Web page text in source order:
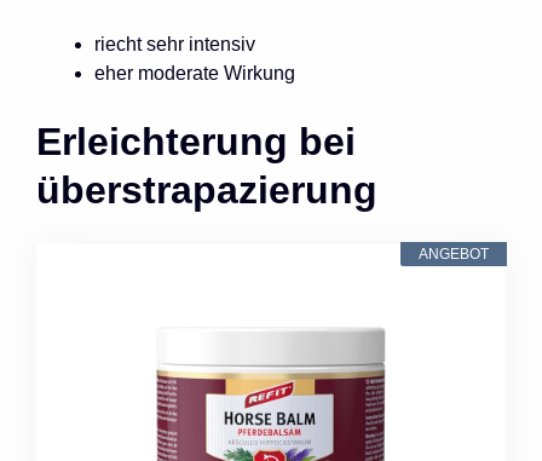
riecht sehr intensiv
eher moderate Wirkung
Erleichterung bei
überstrapazierung
ANGEBOT